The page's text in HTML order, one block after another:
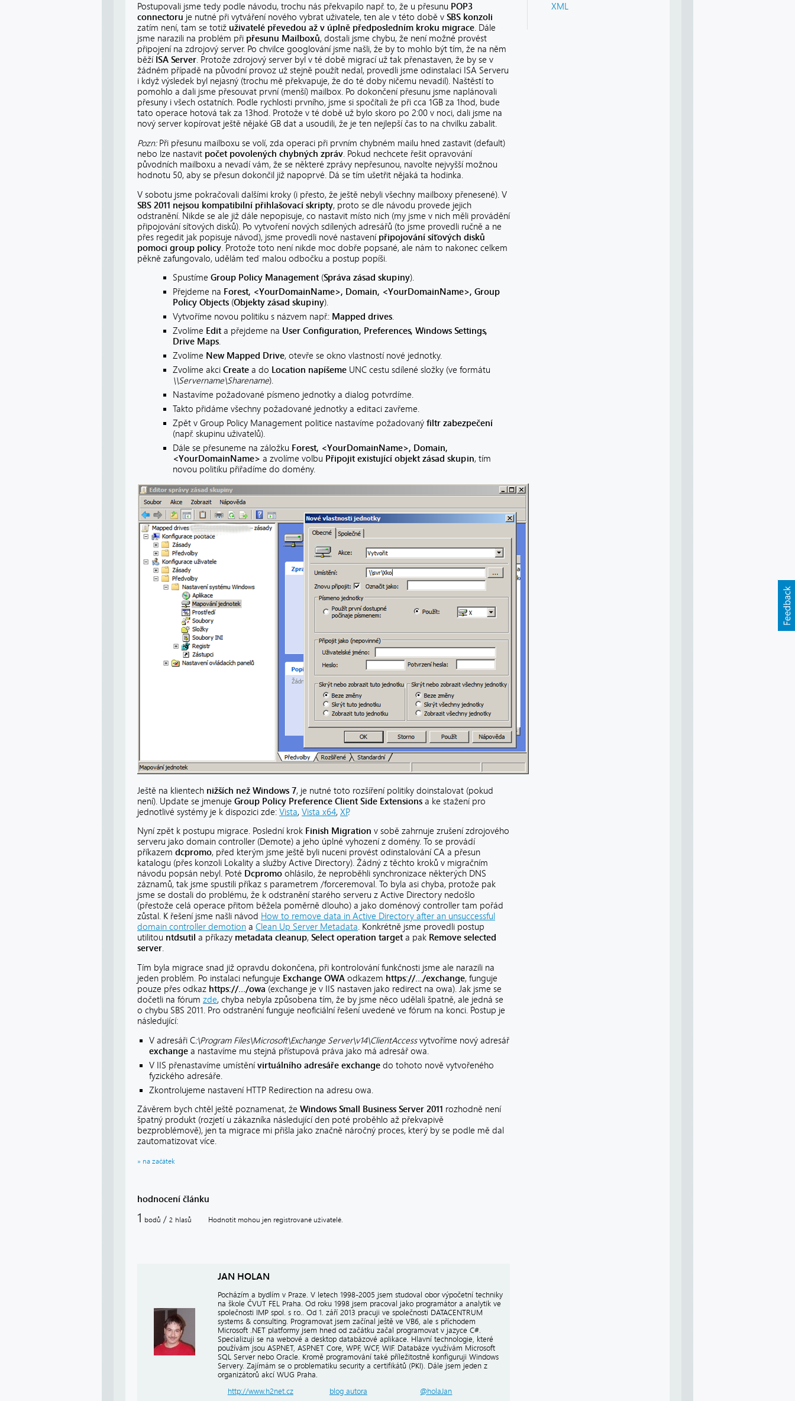
XML
Postupovali jsme tedy podle návodu, trochu nás překvapilo např. to, že u přesunu POP3
connectoru je nutné při vytváření nového vybrat uživatele, ten ale v této době v SBS konzoli
zatím není, tam se totiž uživatelé převedou až v úplně předposledním kroku migrace. Dále
jsme narazili na problém při přesunu Mailboxů, dostali jsme chybu, že není možné provést
připojení na zdrojový server. Po chvilce googlování jsme našli, že by to mohlo být tím, že na něm
běží ISA Server. Protože zdrojový server byl v té době migrací už tak přenastaven, že by se v
žádném případě na původní provoz už stejně použít nedal, provedli jsme odinstalaci ISA Serveru
i když výsledek byl nejasný (trochu mě překvapuje, že do té doby ničemu nevadil). Naštěstí to
pomohlo a dali jsme přesouvat první (menší) mailbox. Po dokončení přesunu jsme naplánovali
přesuny i všech ostatních. Podle rychlosti prvního, jsme si spočítali že při cca 1GB za 1hod, bude
tato operace hotová tak za 13hod. Protože v té době už bylo skoro po 2:00 v noci, dali jsme na
nový server kopírovat ještě nějaké GB dat a usoudili, že je ten nejlepší čas to na chvilku zabalit.
Pozn:Při přesunu mailboxu se volí, zda operaci při prvním chybném mailu hned zastavit (default)
nebo lze nastavit počet povolených chybných zpráv. Pokud nechcete řešit opravování
původních mailboxu a nevadí vám, že se některé zprávy nepřesunou, navolte nejvyšší možnou
hodnotu 50, aby se přesun dokončil již napoprvé. Dá se tím ušetřit nějaká ta hodinka.
V sobotu jsme pokračovali dalšími kroky (i přesto, že ještě nebyli všechny mailboxy přenesené). V
SBS 2011 nejsou kompatibilní přihlašovací skripty, proto se dle návodu provede jejich
odstranění. Nikde se ale již dále nepopisuje, co nastavit místo nich (my jsme v nich měli provádění
připojování síťových disků). Po vytvoření nových sdílených adresářů (to jsme provedli ručně a ne
přes regedit jak popisuje návod), jsme provedli nové nastavení připojování síťových disků
pomoci group policy. Protože toto není nikde moc dobře popsané, ale nám to nakonec celkem
pěkně zafungovalo, udělám teď malou odbočku a postup popíši.
Spustíme Group Policy Management (Správa zásad skupiny).
Přejdeme na Forest, <YourDomainName>, Domain, <YourDomainName>, Group
Policy Objects (Objekty zásad skupiny).
Vytvoříme novou politiku s názvem např.: Mapped drives.
Zvolíme Edit a přejdeme na User Configuration, Preferences, Windows Settings,
Drive Maps.
Zvolíme New Mapped Drive, otevře se okno vlastností nové jednotky.
Zvolíme akci Create a do Location napíšeme UNC cestu sdílené složky (ve formátu
\\Servername\Sharename).
Nastavíme požadované písmeno jednotky a dialog potvrdíme.
Takto přidáme všechny požadované jednotky a editaci zavřeme.
Zpět v Group Policy Management politice nastavíme požadovaný filtr zabezpečení
(např. skupinu uživatelů).
Dále se přesuneme na záložku Forest, <YourDomainName>, Domain,
<YourDomainName> a zvolíme volbu Připojit existující objekt zásad skupin, tím
novou politiku přiřadíme do domény.
Ještě na klientech nižších než Windows 7, je nutné toto rozšíření politiky doinstalovat (pokud
není). Update se jmenuje Group Policy Preference Client Side Extensions a ke stažení pro
jednotlivé systémy je k dispozici zde: Vista, Vista x64, XP.
Nyní zpět k postupu migrace. Poslední krok Finish Migration v sobě zahrnuje zrušení zdrojového
serveru jako domain controller (Demote) a jeho úplné vyhození z domény. To se provádí
příkazem dcpromo, před kterým jsme ještě byli nuceni provést odinstalování CA a přesun
katalogu (přes konzoli Lokality a služby Active Directory). Žádný z těchto kroků v migračním
návodu popsán nebyl. Poté Dcpromo ohlásilo, že neproběhli synchronizace některých DNS
záznamů, tak jsme spustili příkaz s parametrem /forceremoval. To byla asi chyba, protože pak
jsme se dostali do problému, že k odstranění starého serveru z Active Directory nedošlo
(přestože celá operace přitom běžela poměrně dlouho) a jako doménový controller tam pořád
zůstal. K řešení jsme našli návod How to remove data in Active Directory after an unsuccessful
domain controller demotion a Clean Up Server Metadata. Konkrétně jsme provedli postup
utilitou ntdsutil a příkazy metadata cleanup, Select operation target a pak Remove selected
server.
Tím byla migrace snad již opravdu dokončena, při kontrolování funkčnosti jsme ale narazili na
jeden problém. Po instalaci nefunguje Exchange OWA odkazem https://…/exchange, funguje
pouze přes odkaz https://…/owa (exchange je v IIS nastaven jako redirect na owa). Jak jsme se
dočetli na fórum zde, chyba nebyla způsobena tím, že by jsme něco udělali špatně, ale jedná se
o chybu SBS 2011. Pro odstranění funguje neoficiální řešení uvedené ve fórum na konci. Postup je
následující:
V adresáři C:\Program Files\Microsoft\Exchange Server\v14\ClientAccessvytvoříme nový adresář
exchange a nastavíme mu stejná přístupová práva jako má adresář owa.
V IIS přenastavíme umístěnívirtuálního adresáře exchange do tohoto nově vytvořeného
fyzického adresáře.
Zkontrolujeme nastavení HTTP Redirection na adresu owa.
Závěrem bych chtěl ještě poznamenat, že Windows Small Business Server 2011 rozhodně není
špatný produkt (rozjetí u zákazníka následující den poté proběhlo až překvapivě
bezproblémově), jen ta migrace mi přišla jako značně náročný proces, který by se podle mě dal
zautomatizovat více.
» na začátek
hodnocení článku
1 bodů / 2 hlasů Hodnotit mohou jen registrované uživatelé.
JAN HOLAN
Pocházím a bydlím v Praze. V letech 1998-2005 jsem studoval obor výpočetní techniky
na škole ČVUT FEL Praha. Od roku 1998 jsem pracoval jako programátor a analytik ve
společnosti IMP spol. s r.o.. Od 1. září 2013 pracuji ve společnosti DATACENTRUM
systems & consulting. Programovat jsem začínal ještě ve VB6, ale s příchodem
Microsoft .NET platformy jsem hned od začátku začal programovat v jazyce C#.
Specializuji se na webové a desktop databázové aplikace. Hlavní technologie, které
používám jsou ASP.NET, ASP.NET Core, WPF, WCF, WIF. Databáze využívám Microsoft
SQL Server nebo Oracle. Kromě programování také příležitostně konfiguruji Windows
Servery. Zajímám se o problematiku security a certifikátů (PKI). Dále jsem jeden z
organizátorů akcí WUG Praha.
http://www.h2net.cz
blog autora @holaJan